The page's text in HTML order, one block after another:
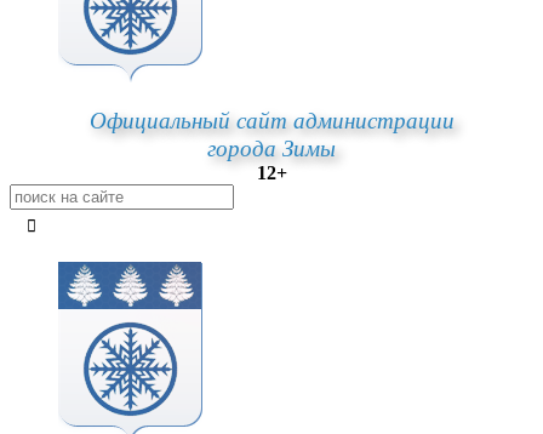
Официальный сайт администрации
города Зимы
12+